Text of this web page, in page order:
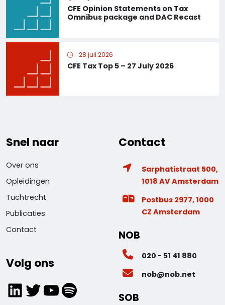
CFE Opinion Statements on Tax
Omnibus package and DAC Recast
CFE Tax Top 5 – 27 July 2026
28 juli 2026
Snel naar
Over ons
Opleidingen
Tuchtrecht
Publicaties
Contact
Volg ons
LinkedIn
Twitter
YouTube
Spotify
Contact
Sarphatistraat 500,
1018 AV Amsterdam
Postbus 2977, 1000
CZ Amsterdam
NOB
020 - 51 41 880
nob@nob.net
SOB